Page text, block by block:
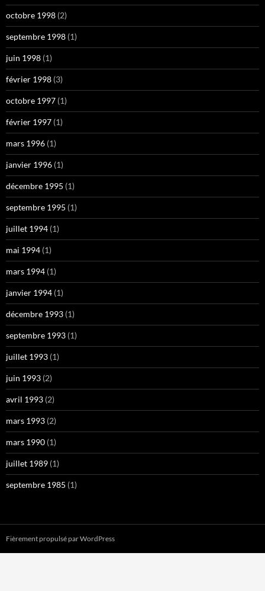
octobre 1998 (2)
septembre 1998 (1)
juin 1998 (1)
février 1998 (3)
octobre 1997 (1)
février 1997 (1)
mars 1996 (1)
janvier 1996 (1)
décembre 1995 (1)
septembre 1995 (1)
juillet 1994 (1)
mai 1994 (1)
mars 1994 (1)
janvier 1994 (1)
décembre 1993 (1)
septembre 1993 (1)
juillet 1993 (1)
juin 1993 (2)
avril 1993 (2)
mars 1993 (2)
mars 1990 (1)
juillet 1989 (1)
septembre 1985 (1)
Fièrement propulsé par WordPress